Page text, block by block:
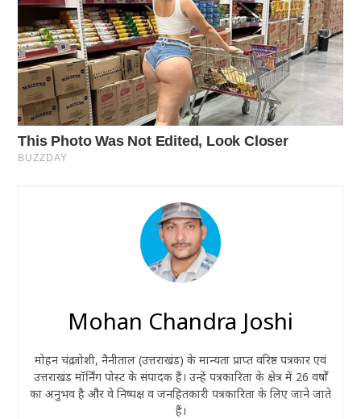
Mohan Chandra Joshi
मोहन चंद्र जोशी, नैनीताल (उत्तराखंड) के मान्यता प्राप्त वरिष्ठ पत्रकार एवं
उत्तराखंड मॉर्निंग पोस्ट के संपादक हैं। उन्हें पत्रकारिता के क्षेत्र में 26 वर्षों
का अनुभव है और वे निष्पक्ष व जनहितकारी पत्रकारिता के लिए जाने जाते
हैं।